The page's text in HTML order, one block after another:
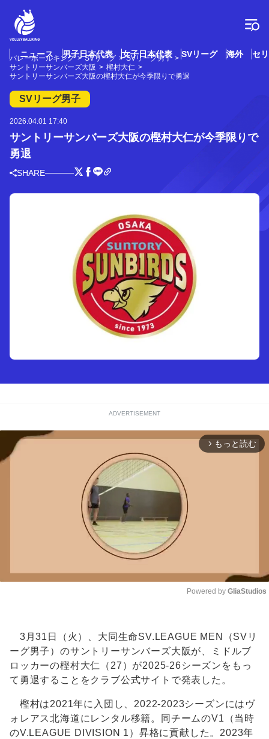
ニュース 男子日本代表 女子日本代表 SVリーグ 海外 セ
バレーボールキング SVリーグ
SVリーグ男子
サントリーサンバーズ大阪
樫村大仁
サントリーサンバーズ大阪の樫村大仁が今季限りで勇退
SVリーグ男子
2026.04.01 17:40
サントリーサンバーズ大阪の樫村大仁が今季限りで
勇退
SHARE
ADVERTISEMENT
arrow_forward_ios もっと読む
Powered by GliaStudios
3月31日（火）、大同生命SV.LEAGUE MEN（SVリ
ーグ男子）のサントリーサンバーズ大阪が、ミドルブ
ロッカーの樫村大仁（27）が2025-26シーズンをもっ
て勇退することをクラブ公式サイトで発表した。
樫村は2021年に入団し、2022-2023シーズンにはヴ
ォレアス北海道にレンタル移籍。同チームのV1（当時
のV.LEAGUE DIVISION 1）昇格に貢献した。2023年